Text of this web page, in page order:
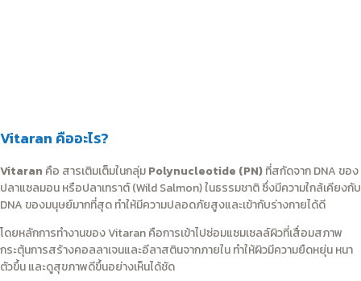
Vitaran คืออะไร?
Vitaran คือ สารเติมเต็มในกลุ่มPolynucleotide (PN)ที่สกัดจาก DNA ของ
ปลาแซลมอน หรือปลาเทราต์ (Wild Salmon) ในธรรมชาติ ซึ่งมีความใกล้เคียงกับ
DNA ของมนุษย์มากที่สุด ทำให้มีความปลอดภัยสูงและเข้ากับร่างกายได้ดี
โดยหลักการทำงานของ Vitaran คือการเข้าไปซ่อมแซมเซลล์ผิวที่เสื่อมสภาพ
กระตุ้นการสร้างคอลลาเจนและอีลาสตินจากภายใน ทำให้ผิวมีความยืดหยุ่น หนา
ตัวขึ้น และดูสุขภาพดีขึ้นอย่างเห็นได้ชัด